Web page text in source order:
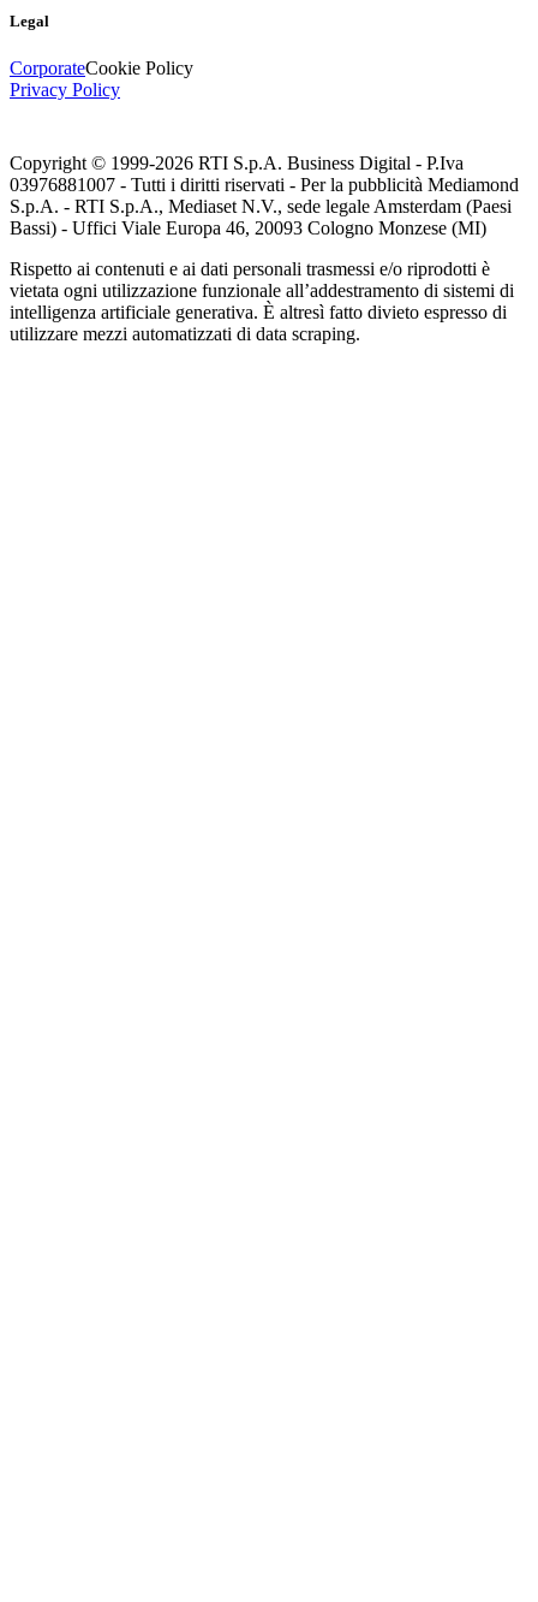
Legal
CorporateCookie Policy
Privacy Policy
Copyright © 1999-2026 RTI S.p.A. Business Digital - P.Iva
03976881007 - Tutti i diritti riservati - Per la pubblicità Mediamond
S.p.A. - RTI S.p.A., Mediaset N.V., sede legale Amsterdam (Paesi
Bassi) - Uffici Viale Europa 46, 20093 Cologno Monzese (MI)
Rispetto ai contenuti e ai dati personali trasmessi e/o riprodotti è
vietata ogni utilizzazione funzionale all’addestramento di sistemi di
intelligenza artificiale generativa. È altresì fatto divieto espresso di
utilizzare mezzi automatizzati di data scraping.